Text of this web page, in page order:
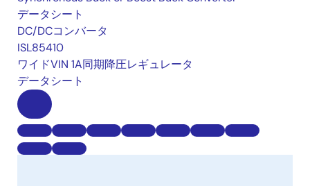
データシート
DC/DCコンバータ
ISL85410
ワイドVIN 1A同期降圧レギュレータ
データシート